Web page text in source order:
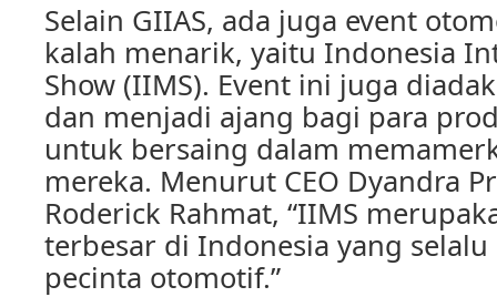
Selain GIIAS, ada juga event
kalah menarik, yaitu Indonesia
Show (IIMS). Event ini juga
dan menjadi ajang bagi para
untuk bersaing dalam
mereka. Menurut CEO Dyandra
Roderick Rahmat, “IIMS
terbesar di Indonesia yang
pecinta otomotif.”